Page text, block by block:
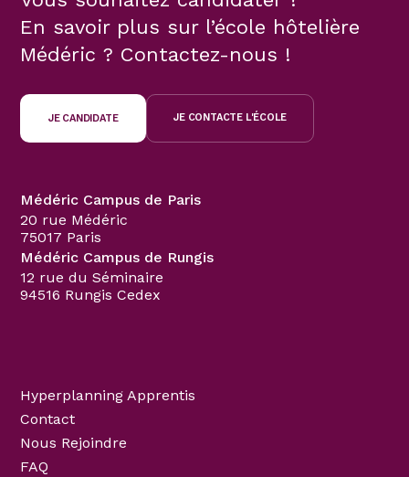
En savoir plus sur l’école hôtelière
Médéric ? Contactez-nous !
JE CANDIDATE JE CONTACTE L'ÉCOLE
Médéric Campus de Paris
20 rue Médéric
75017 Paris
Médéric Campus de Rungis
12 rue du Séminaire
94516 Rungis Cedex
Hyperplanning Apprentis
Contact
Nous Rejoindre
FAQ